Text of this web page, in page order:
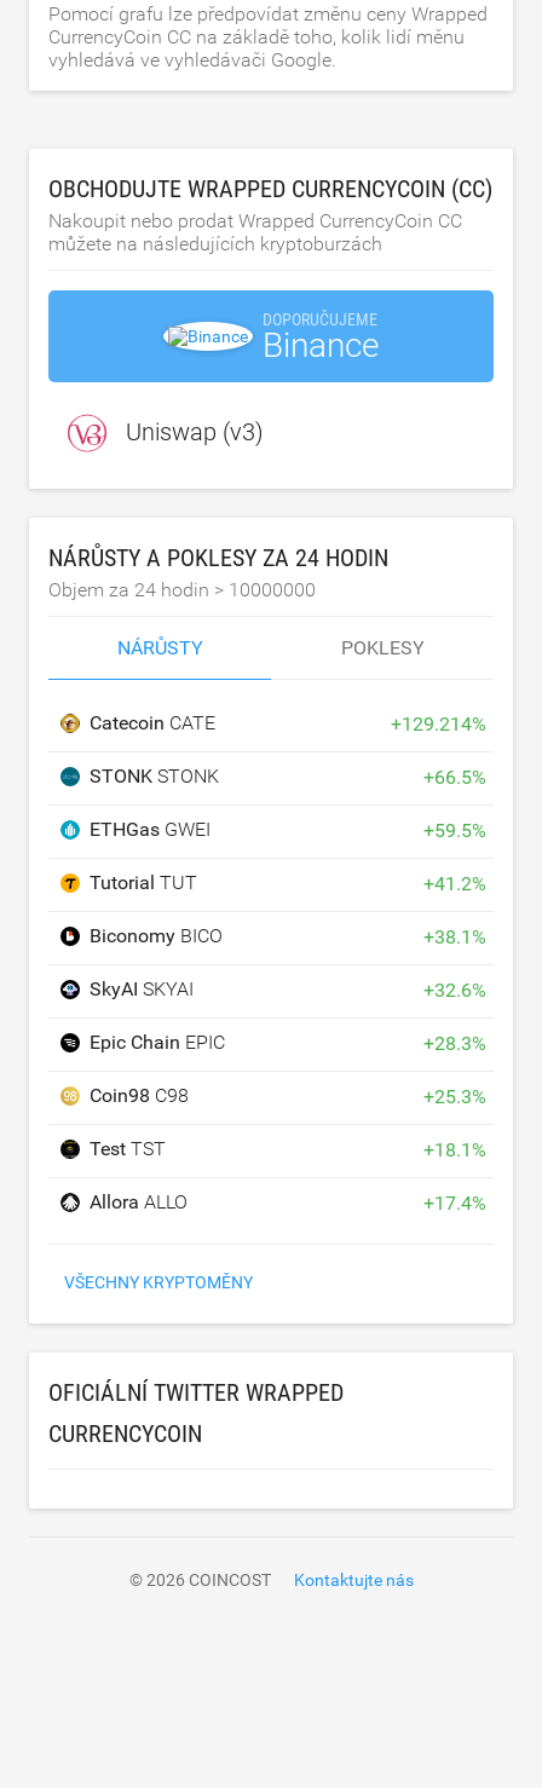
Pomocí grafu lze předpovídat změnu ceny Wrapped
CurrencyCoin CC na základě toho, kolik lidí měnu
vyhledává ve vyhledávači Google.
OBCHODUJTE WRAPPED CURRENCYCOIN (CC)
Nakoupit nebo prodat Wrapped CurrencyCoin CC
můžete na následujících kryptoburzách
DOPORUČUJEME
Binance
Uniswap (v3)
NÁRŮSTY A POKLESY ZA 24 HODIN
Objem za 24 hodin > 10000000
NÁRŮSTY POKLESY
Catecoin CATE +129.214%
STONK STONK +66.5%
ETHGas GWEI +59.5%
Tutorial TUT +41.2%
Biconomy BICO +38.1%
SkyAI SKYAI +32.6%
Epic Chain EPIC +28.3%
Coin98 C98 +25.3%
Test TST +18.1%
Allora ALLO +17.4%
VŠECHNY KRYPTOMĚNY
OFICIÁLNÍ TWITTER WRAPPED
CURRENCYCOIN
© 2026 COINCOST Kontaktujte nás